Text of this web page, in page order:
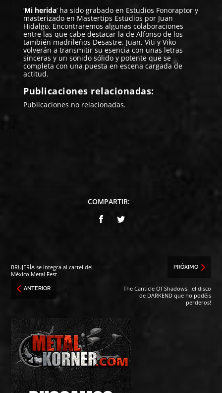
‘Mi herida‘ ha sido grabado en Estudios Fonoraptor y
masterizado en Mastertips Estudios por Juan
Hidalgo. Encontraremos algunas colaboraciones
entre las que cabe destacar la de Alfonso de los
también madrileños Desastre. Juan, Viti y Viko
volverán a transmitir su esencia con unas letras
sinceras y un sonido sólido y potente que se
completa con una puesta en escena cargada de
actitud.
Publicaciones relacionadas:
Publicaciones no relacionadas.
COMPARTIR:
BRUJERÍA se integra al cartel del
México Metal Fest
ANTERIOR
PRÓXIMO
The Canticle Of Shadows: ¡el disco
de DARKEND que no podéis
perderos!